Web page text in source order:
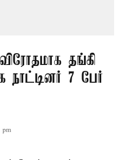
தங்கி
நாட்டினர் 7 பேர்
pm